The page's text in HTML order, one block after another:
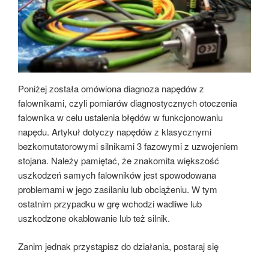
Poniżej została omówiona diagnoza napędów z
falownikami, czyli pomiarów diagnostycznych otoczenia
falownika w celu ustalenia błędów w funkcjonowaniu
napędu. Artykuł dotyczy napędów z klasycznymi
bezkomutatorowymi silnikami 3 fazowymi z uzwojeniem
stojana. Należy pamiętać, że znakomita większość
uszkodzeń samych falowników jest spowodowana
problemami w jego zasilaniu lub obciążeniu. W tym
ostatnim przypadku w grę wchodzi wadliwe lub
uszkodzone okablowanie lub też silnik.
Zanim jednak przystąpisz do działania, postaraj się